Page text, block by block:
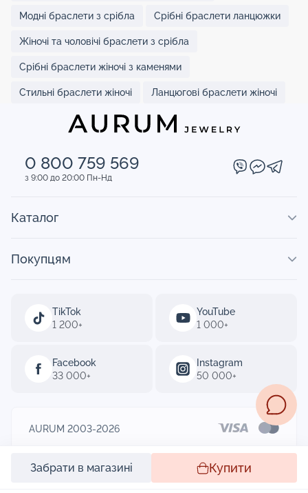
Забрати в магазині Купити
Модні браслети з срібла Срібні браслети ланцюжки
Жіночі та чоловічі браслети з срібла
Срібні браслети жіночі з каменями
Стильні браслети жіночі Ланцюгові браслети жіночі
0 800 759 569
з 9:00 до 20:00 Пн-Нд
TikTok
1 200+
YouTube
1 000+
Facebook
33 000+
Instagram
50 000+
Каталог
Покупцям
AURUM 2003-2026